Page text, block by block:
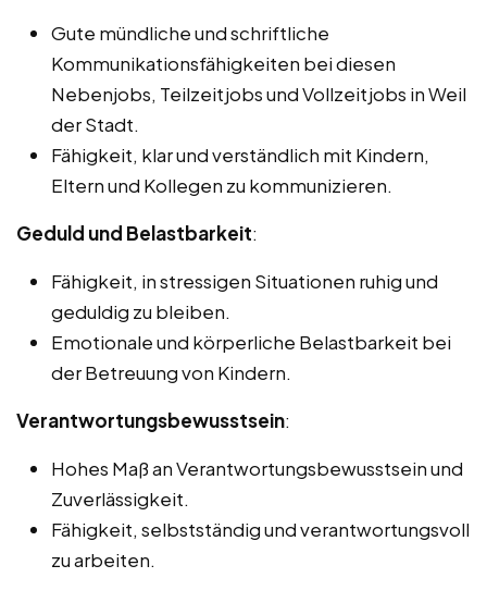
Gute mündliche und schriftliche
Kommunikationsfähigkeiten bei diesen
Nebenjobs, Teilzeitjobs und Vollzeitjobs in Weil
der Stadt.
Fähigkeit, klar und verständlich mit Kindern,
Eltern und Kollegen zu kommunizieren.
Geduld und Belastbarkeit:
Fähigkeit, in stressigen Situationen ruhig und
geduldig zu bleiben.
Emotionale und körperliche Belastbarkeit bei
der Betreuung von Kindern.
Verantwortungsbewusstsein:
Hohes Maß an Verantwortungsbewusstsein und
Zuverlässigkeit.
Fähigkeit, selbstständig und verantwortungsvoll
zu arbeiten.